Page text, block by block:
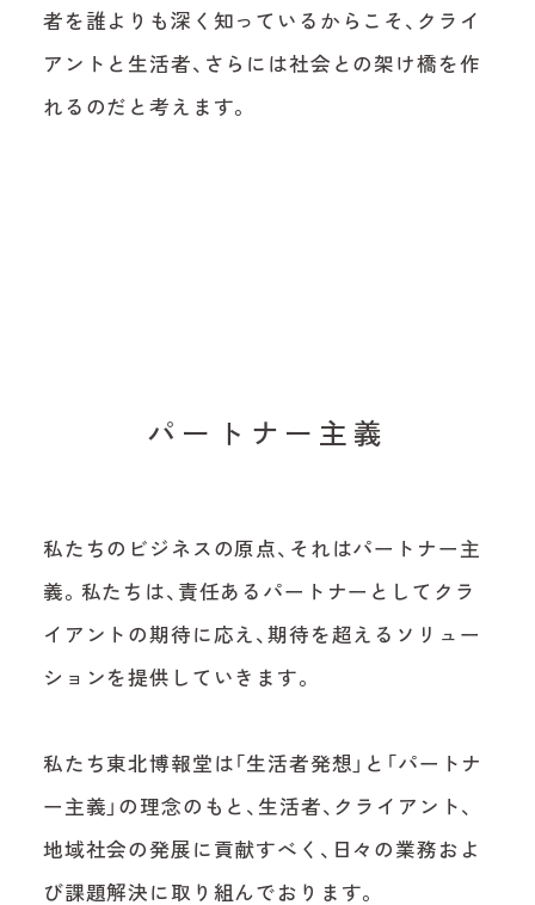
者を誰よりも深く知っているからこそ、クライ
アントと生活者、さらには社会との架け橋を作
れるのだと考えます。
パートナー主義
私たちのビジネスの原点、それはパートナー主
義。私たちは、責任あるパートナーとしてクラ
イアントの期待に応え、期待を超えるソリュー
ションを提供していきます。
私たち東北博報堂は「生活者発想」と「パートナ
ー主義」の理念のもと、生活者、クライアント、
地域社会の発展に貢献すべく、日々の業務およ
び課題解決に取り組んでおります。